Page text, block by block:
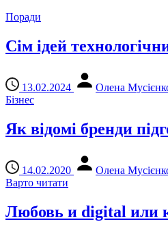
Поради
Сім ідей
13.02.2024
Олена
Бізнес
Як відомі бренди
14.02.2020
Олена
Варто читати
Любовь и digital или